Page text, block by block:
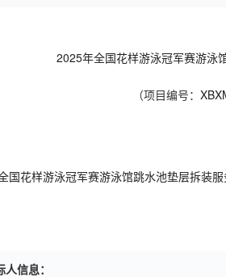
2025年全国花样游泳冠军赛游泳
（项目编号：
国花样游泳冠军赛游泳馆跳水池垫层拆装
人信息：